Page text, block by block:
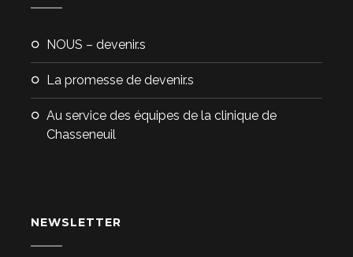
NOUS – devenir.s
La promesse de devenir.s
Au service des équipes de la clinique de
Chasseneuil
NEWSLETTER